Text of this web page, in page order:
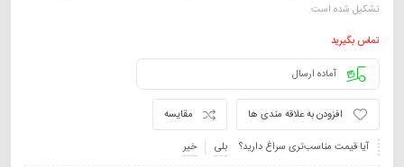
تشکیل شده است.
تماس بگیرید
آماده ارسال
مقایسه
افزودن به علاقه مندی ها
آیا قیمت مناسب‌تری سراغ دارید؟
بلی خیر